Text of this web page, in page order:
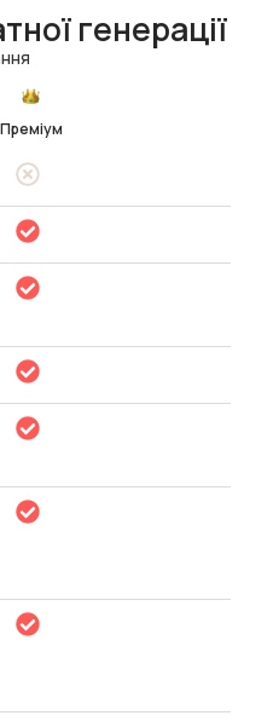
генерації
Преміум